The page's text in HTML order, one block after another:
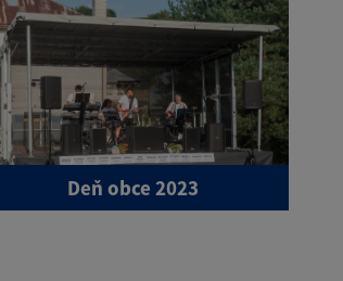
Deň obce 2023